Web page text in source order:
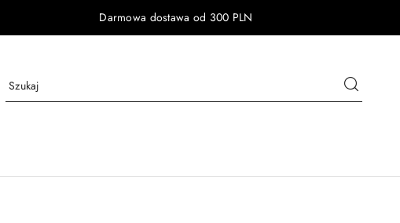
Darmowa dostawa od 300 PLN